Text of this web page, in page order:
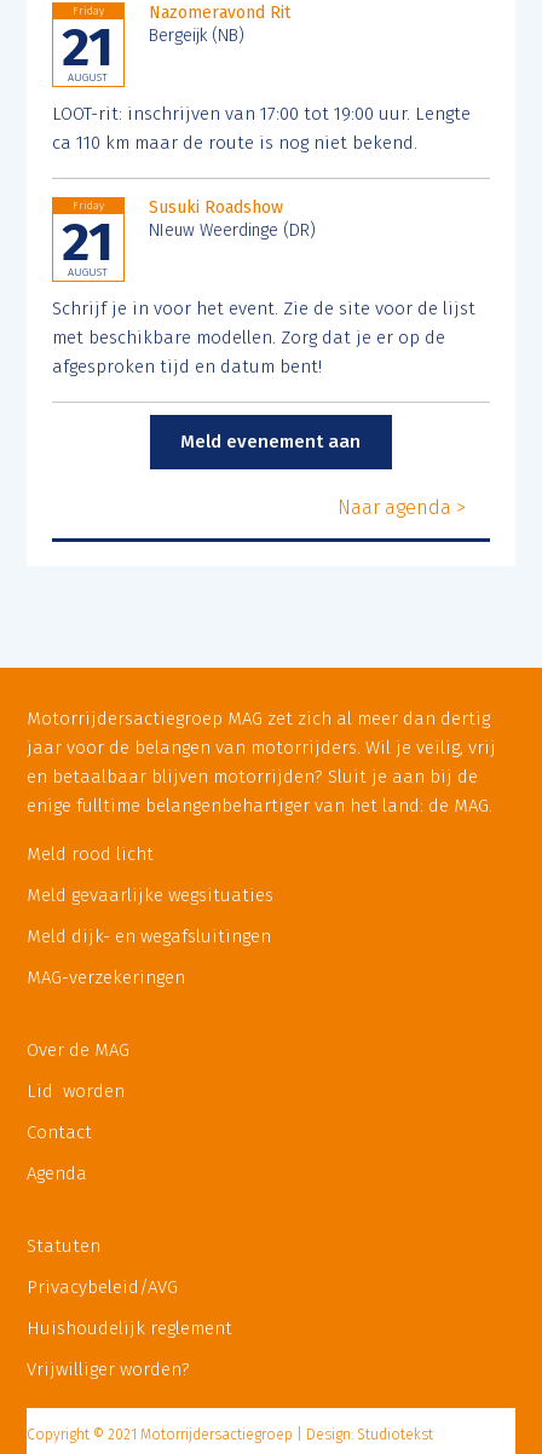
Friday
21
AUGUST
Nazomeravond Rit
Bergeijk (NB)
LOOT-rit: inschrijven van 17:00 tot 19:00 uur. Lengte
ca 110 km maar de route is nog niet bekend.
Friday
21
AUGUST
Susuki Roadshow
NIeuw Weerdinge (DR)
Schrijf je in voor het event. Zie de site voor de lijst
met beschikbare modellen. Zorg dat je er op de
afgesproken tijd en datum bent!
Meld evenement aan
Naar agenda >
Meld rood licht
Meld gevaarlijke wegsituaties
Meld dijk- en wegafsluitingen
MAG-verzekeringen
Over de MAG
Lid worden
Contact
Agenda
Statuten
Privacybeleid/AVG
Huishoudelijk reglement
Vrijwilliger worden?
Motorrijdersactiegroep MAG zet zich al meer dan dertig
jaar voor de belangen van motorrijders. Wil je veilig, vrij
en betaalbaar blijven motorrijden? Sluit je aan bij de
enige fulltime belangenbehartiger van het land: de MAG.
Copyright © 2021 Motorrijdersactiegroep | Design: Studiotekst